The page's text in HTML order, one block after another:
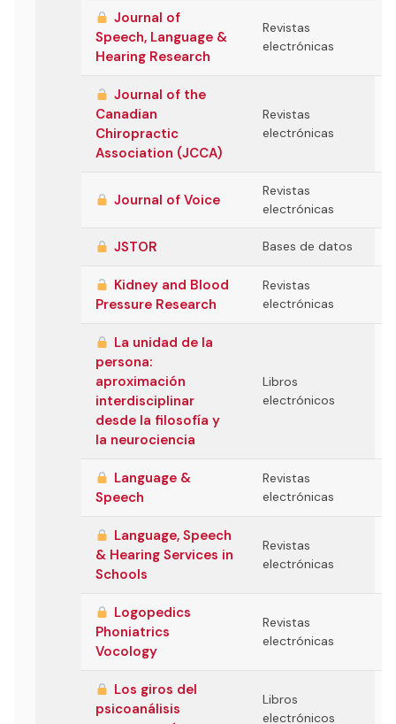
Journal of
Speech, Language &
Hearing Research
Revistas
electrónicas
Journal of the
Canadian
Chiropractic
Association (JCCA)
Revistas
electrónicas
Journal of Voice
Revistas
electrónicas
JSTOR Bases de datos
Kidney and Blood
Pressure Research
Revistas
electrónicas
La unidad de la
persona:
aproximación
interdisciplinar
desde la filosofía y
la neurociencia
Libros
electrónicos
Language &
Speech
Revistas
electrónicas
Language, Speech
& Hearing Services in
Schools
Revistas
electrónicas
Logopedics
Phoniatrics
Vocology
Revistas
electrónicas
Los giros del
psicoanálisis
Libros
electrónicos